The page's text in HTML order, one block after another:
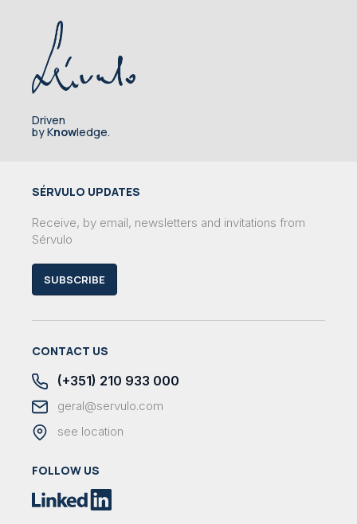
Driven
by Knowledge.
SÉRVULO UPDATES
Receive, by email, newsletters and invitations from
Sérvulo
SUBSCRIBE
CONTACT US
(+351) 210 933 000
geral@servulo.com
see location
FOLLOW US